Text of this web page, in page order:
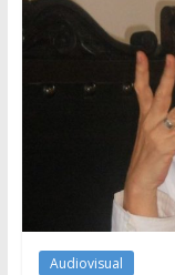
Audiovisual